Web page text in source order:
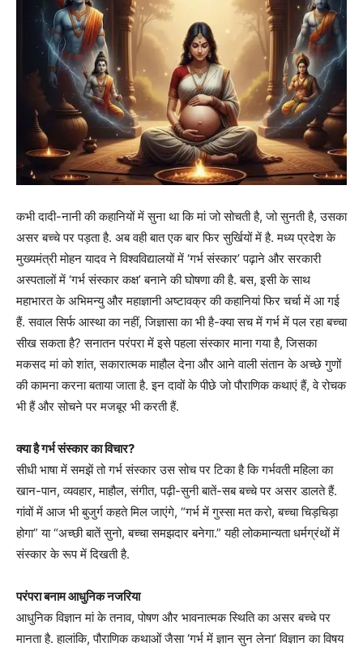
कभी दादी-नानी की कहानियों में सुना था कि मां जो सोचती है, जो सुनती है, उसका
असर बच्चे पर पड़ता है. अब वही बात एक बार फिर सुर्खियों में है. मध्य प्रदेश के
मुख्यमंत्री मोहन यादव ने विश्वविद्यालयों में ‘गर्भ संस्कार’ पढ़ाने और सरकारी
अस्पतालों में ‘गर्भ संस्कार कक्ष’ बनाने की घोषणा की है. बस, इसी के साथ
महाभारत के अभिमन्यु और महाज्ञानी अष्टावक्र की कहानियां फिर चर्चा में आ गई
हैं. सवाल सिर्फ आस्था का नहीं, जिज्ञासा का भी है-क्या सच में गर्भ में पल रहा बच्चा
सीख सकता है? सनातन परंपरा में इसे पहला संस्कार माना गया है, जिसका
मकसद मां को शांत, सकारात्मक माहौल देना और आने वाली संतान के अच्छे गुणों
की कामना करना बताया जाता है. इन दावों के पीछे जो पौराणिक कथाएं हैं, वे रोचक
भी हैं और सोचने पर मजबूर भी करती हैं.
क्या है गर्भ संस्कार का विचार?
सीधी भाषा में समझें तो गर्भ संस्कार उस सोच पर टिका है कि गर्भवती महिला का
खान-पान, व्यवहार, माहौल, संगीत, पढ़ी-सुनी बातें-सब बच्चे पर असर डालते हैं.
गांवों में आज भी बुजुर्ग कहते मिल जाएंगे, “गर्भ में गुस्सा मत करो, बच्चा चिड़चिड़ा
होगा” या “अच्छी बातें सुनो, बच्चा समझदार बनेगा.” यही लोकमान्यता धर्मग्रंथों में
संस्कार के रूप में दिखती है.
परंपरा बनाम आधुनिक नजरिया
आधुनिक विज्ञान मां के तनाव, पोषण और भावनात्मक स्थिति का असर बच्चे पर
मानता है. हालांकि, पौराणिक कथाओं जैसा ‘गर्भ में ज्ञान सुन लेना’ विज्ञान का विषय